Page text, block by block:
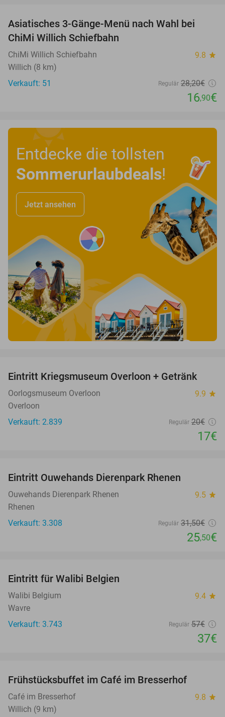
40%
Asiatisches 3-Gänge-Menü nach Wahl bei
ChiMi Willich Schiefbahn
ChiMi Willich Schiefbahn 9.8 star
Willich (8 km)
Verkauft: 51
Regulär 28,20€
16,90€
Entdecke die tollsten
Sommerurlaubdeals!
Jetzt ansehen
15%
Eintritt Kriegsmuseum Overloon + Getränk
Oorlogsmuseum Overloon 9.9 star
Overloon
Verkauft: 2.839
Regulär 20€
17€
Eintritt Ouwehands Dierenpark Rhenen
Ouwehands Dierenpark Rhenen 9.5 star
Rhenen
Verkauft: 3.308
Regulär 31,50€
25,50€
Eintritt für Walibi Belgien
Walibi Belgium 9.4 star
Wavre
Verkauft: 3.743
Regulär 57€
37€
Frühstücksbuffet im Café im Bresserhof
Café im Bresserhof 9.8 star
Willich (9 km)